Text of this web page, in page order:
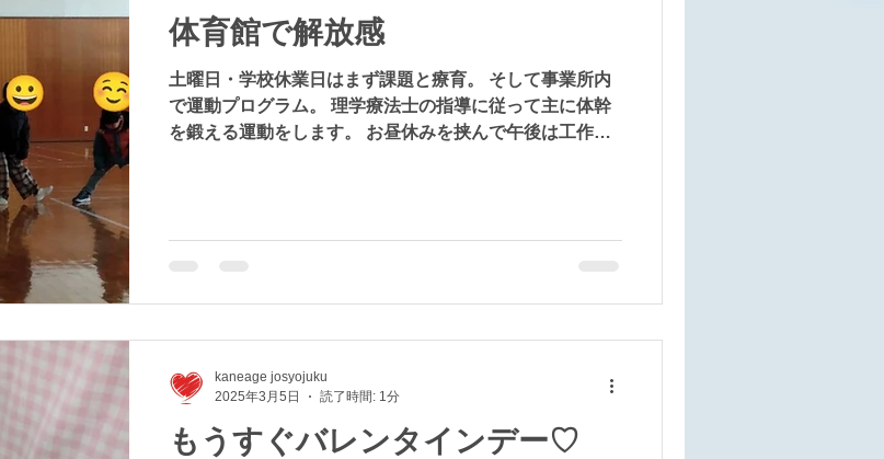
体育館で解放感
土曜日・学校休業日はまず課題と療育。 そして事業所内
で運動プログラム。 理学療法士の指導に従って主に体幹
を鍛える運動をします。 お昼休みを挟んで午後は工作や
もうすぐバレンタインデー♡
kaneage josyojuku
2025年3月5日
読了時間: 1分